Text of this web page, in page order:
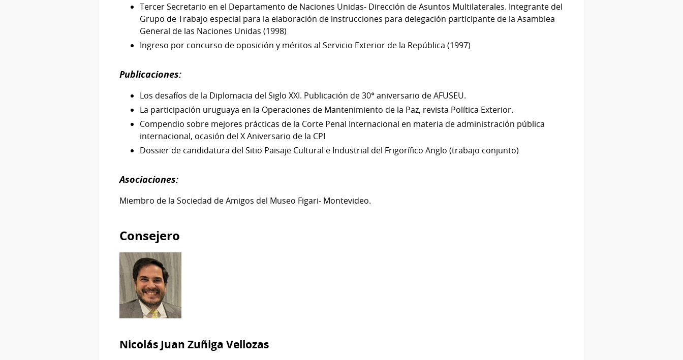
Tercer Secretario en el Departamento de Naciones Unidas- Dirección de Asuntos Multilaterales. Integrante del
Grupo de Trabajo especial para la elaboración de instrucciones para delegación participante de la Asamblea
General de las Naciones Unidas (1998)
Ingreso por concurso de oposición y méritos al Servicio Exterior de la República (1997)
Publicaciones:
Los desafíos de la Diplomacia del Siglo XXI. Publicación de 30° aniversario de AFUSEU.
La participación uruguaya en la Operaciones de Mantenimiento de la Paz, revista Política Exterior.
Compendio sobre mejores prácticas de la Corte Penal Internacional en materia de administración pública
internacional, ocasión del X Aniversario de la CPI
Dossier de candidatura del Sitio Paisaje Cultural e Industrial del Frigorífico Anglo (trabajo conjunto)
Asociaciones:
Miembro de la Sociedad de Amigos del Museo Figari- Montevideo.
Consejero
Nicolás Juan Zuñiga Vellozas